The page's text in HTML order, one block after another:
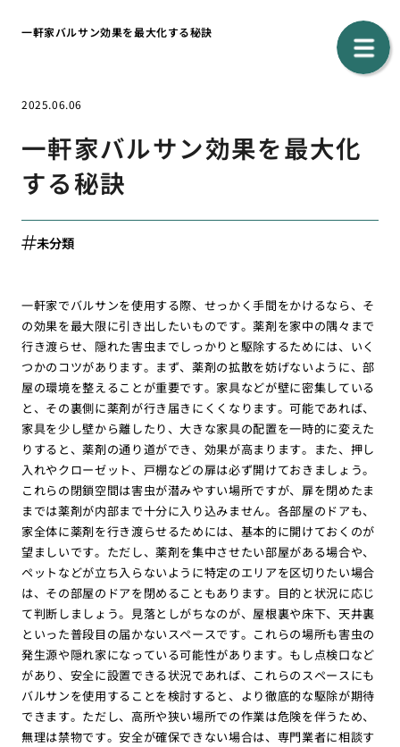
一軒家バルサン効果を最大化する秘訣
2025.06.06
一軒家バルサン効果を最大化
する秘訣
未分類
一軒家でバルサンを使用する際、せっかく手間をかけるなら、そ
の効果を最大限に引き出したいものです。薬剤を家中の隅々まで
行き渡らせ、隠れた害虫までしっかりと駆除するためには、いく
つかのコツがあります。まず、薬剤の拡散を妨げないように、部
屋の環境を整えることが重要です。家具などが壁に密集している
と、その裏側に薬剤が行き届きにくくなります。可能であれば、
家具を少し壁から離したり、大きな家具の配置を一時的に変えた
りすると、薬剤の通り道ができ、効果が高まります。また、押し
入れやクローゼット、戸棚などの扉は必ず開けておきましょう。
これらの閉鎖空間は害虫が潜みやすい場所ですが、扉を閉めたま
までは薬剤が内部まで十分に入り込みません。各部屋のドアも、
家全体に薬剤を行き渡らせるためには、基本的に開けておくのが
望ましいです。ただし、薬剤を集中させたい部屋がある場合や、
ペットなどが立ち入らないように特定のエリアを区切りたい場合
は、その部屋のドアを閉めることもあります。目的と状況に応じ
て判断しましょう。見落としがちなのが、屋根裏や床下、天井裏
といった普段目の届かないスペースです。これらの場所も害虫の
発生源や隠れ家になっている可能性があります。もし点検口など
があり、安全に設置できる状況であれば、これらのスペースにも
バルサンを使用することを検討すると、より徹底的な駆除が期待
できます。ただし、高所や狭い場所での作業は危険を伴うため、
無理は禁物です。安全が確保できない場合は、専門業者に相談す